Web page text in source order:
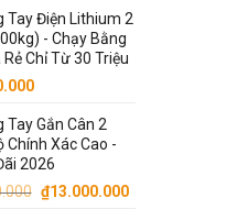
Tay Điện Lithium 2
- Chạy Bằng
Rẻ Chỉ Từ 30 Triệu
Tay Gắn Cân 2
Chính Xác Cao -
2026
Giá
₫13.000.000Giá